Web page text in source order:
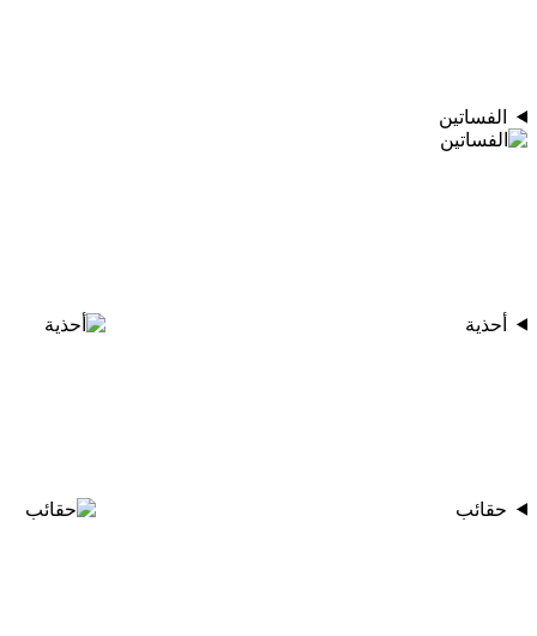
الفساتين
أحذية
حقائب